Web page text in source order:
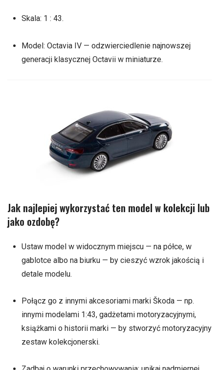
Skala: 1 : 43.
Model: Octavia IV — odzwierciedlenie najnowszej
generacji klasycznej Octavii w miniaturze.
Jak najlepiej wykorzystać ten model w kolekcji lub
jako ozdobę?
Ustaw model w widocznym miejscu — na półce, w
gablotce albo na biurku — by cieszyć wzrok jakością i
detale modelu.
Połącz go z innymi akcesoriami marki Škoda — np.
innymi modelami 1:43, gadżetami motoryzacyjnymi,
książkami o historii marki — by stworzyć motoryzacyjny
zestaw kolekcjonerski.